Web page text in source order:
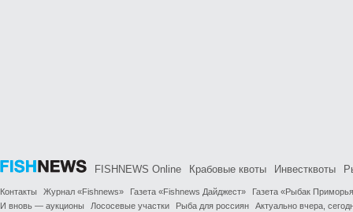
FISHNEWS Online Крабовые квоты Инвестквоты
Контакты Журнал «Fishnews» Газета «Fishnews Дайджест»
Газета «Рыбак
И вновь — аукционы
Лососевые участки Рыба для россиян Актуально вчера,